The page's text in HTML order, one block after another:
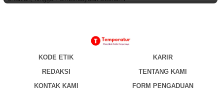
KODE ETIK
KARIR
REDAKSI
TENTANG KAMI
KONTAK KAMI
FORM PENGADUAN